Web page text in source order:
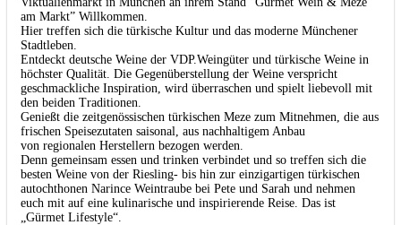
am Markt” Willkommen.
Hier treffen sich die türkische Kultur und das moderne Münchener
Stadtleben.
Entdeckt deutsche Weine der VDP.Weingüter und türkische Weine in
höchster Qualität. Die Gegenüberstellung der Weine verspricht
geschmackliche Inspiration, wird überraschen und spielt liebevoll mit
den beiden Traditionen.
Genießt die zeitgenössischen türkischen Meze zum Mitnehmen, die aus
frischen Speisezutaten saisonal, aus nachhaltigem Anbau
von regionalen Herstellern bezogen werden.
Denn gemeinsam essen und trinken verbindet und so treffen sich die
besten Weine von der Riesling- bis hin zur einzigartigen türkischen
autochthonen Narince Weintraube bei Pete und Sarah und nehmen
euch mit auf eine kulinarische und inspirierende Reise. Das ist
„Gürmet Lifestyle“.